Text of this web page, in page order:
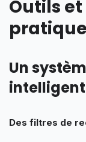
Outils
Un
intelligent
Des filtres de